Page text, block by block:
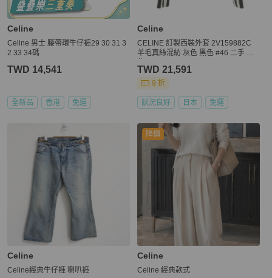
Celine
Celine 男士 腰帶環牛仔褲29 30 31 3
2 33 34碼
TWD 14,541
全新品 香港 免運
Celine
CELINE 訂製西裝外套 2V159882C
羊毛真絲混紡 灰色 黑色 #46 二手 男
TWD 21,591
9 折
狀況良好 日本 免運
Celine
Celine經典牛仔褲 喇叭褲
降價
Celine
Celine 經典款式